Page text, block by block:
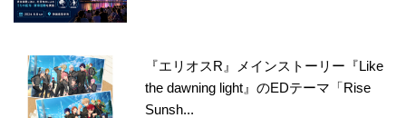
『エリオスR』メインストーリー『Like
the dawning light』のEDテーマ「Rise
Sunsh...